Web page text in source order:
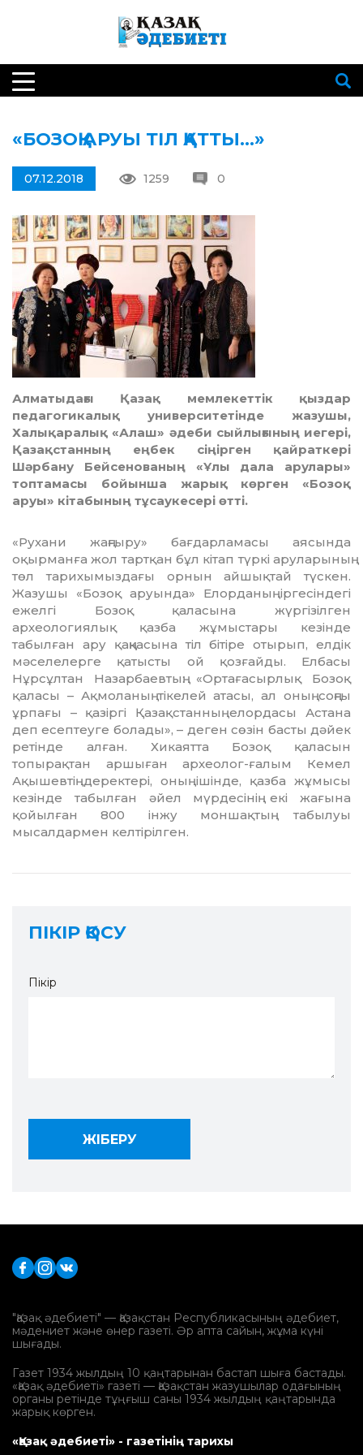
«БОЗОҚ АРУЫ ТІЛ ҚАТТЫ…»
07.12.2018 1259 0
Алматыдағы Қазақ мемлекеттік қыздар
педагогикалық университетінде жазушы,
Халықаралық «Алаш» әдеби сыйлығының иегері,
Қазақстанның еңбек сіңірген қайраткері
Шәрбану Бейсенованың «Ұлы дала арулары»
топтамасы бойынша жарық көрген «Бозоқ
аруы» кітабының тұсаукесері өтті.
«Рухани жаңғыру» бағдарламасы аясында
оқырманға жол тартқан бұл кітап түркі аруларының
төл тари­хымыздағы орнын айшықтай түс­кен.
Жазушы «Бозоқ аруында» Елорданың іргесіндегі
ежелгі Бозоқ қаласына жүргізілген
археологиялық қазба жұмыстары кезінде
табылған ару қаңқасына тіл бітіре отырып, елдік
мәселелерге қатысты ой қоз­ғайды. Елбасы
Нұрсұлтан Назарбаев­тың: «Ортағасырлық Бо­зоқ
қаласы – Ақмоланың тікелей атасы, ал оның соңғы
ұрпағы – қазіргі Қазақстанның елордасы Астана
деп есептеуге болады», – деген сөзін басты дәйек
ретінде алған. Хикаятта Бозоқ қаласын
топырақтан аршыған археолог-ғалым Кемел
Ақышевтің деректері, оның ішінде, қазба жұмысы
кезінде табылған әйел мүрдесінің екі жағына
қойылған 800 інжу моншақтың табылуы
мысалдармен келтірілген.
ПІКІР ҚОСУ
Пікір
"Қазақ әдебиеті" — Қазақстан Республикасының әдебиет,
мәдениет және өнер газеті. Әр апта сайын, жұма күні
шығады.
Газет 1934 жылдың 10 қаңтарынан бастап шыға бастады.
«Қазақ әдебиеті» газеті — Қазақстан жазушылар одағының
органы ретінде тұңғыш саны 1934 жылдың қаңтарында
жарық көрген.
«Қазақ әдебиеті» - газетінің тарихы